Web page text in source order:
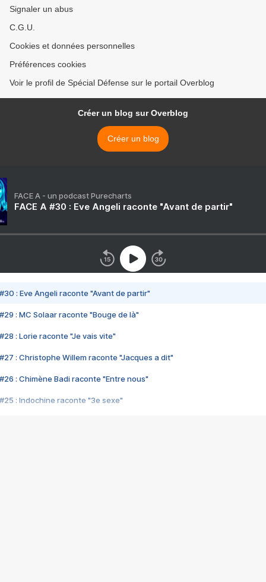
Signaler un abus
C.G.U.
Cookies et données personnelles
Préférences cookies
Voir le profil de Spécial Défense sur le portail Overblog
Créer un blog sur Overblog
Créer un blog
FACE A - un podcast Purecharts
FACE A #30 : Eve Angeli raconte "Avant de partir"
#30 : Eve Angeli raconte "Avant de partir"
#29 : MC Solaar raconte "Bouge de là"
#28 : Lorie raconte "Je vais vite"
#27 : Christophe Willem raconte "Jacques a dit"
#26 : Chimène Badi raconte "Entre nous"
#25 : Indochine raconte "3e sexe"